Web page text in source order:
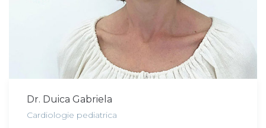
Dr. Duica Gabriela
Cardiologie pediatrica